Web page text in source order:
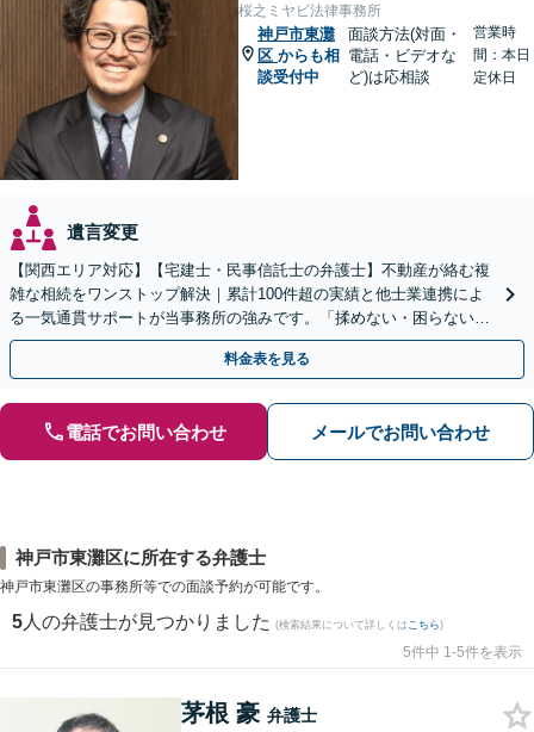
桜之ミヤビ法律事務所
神戸市東灘
区 からも相
談受付中
面談方法(対面・
電話・ビデオな
ど)は応相談
営業時
間：本日
定休日
遺言変更
【関西エリア対応】【宅建士・民事信託士の弁護士】不動産が絡む複
雑な相続をワンストップ解決｜累計100件超の実績と他士業連携によ
る一気通貫サポートが当事務所の強みです。「揉めない・困らない相
続」を形にします。
料金表を見る
電話でお問い合わせ メールでお問い合わせ
神戸市東灘区に所在する弁護士
神戸市東灘区の事務所等での面談予約が可能です。
5 人の弁護士が見つかりました (検索結果について詳しくは こちら)
5件中 1-5件を表示
茅根 豪 弁護士